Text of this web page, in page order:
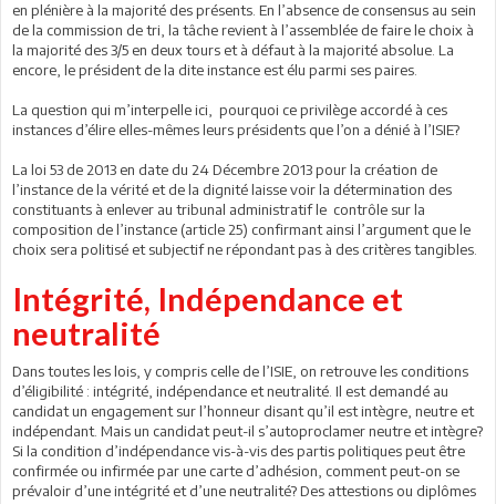
en plénière à la majorité des présents. En l’absence de consensus au sein
de la commission de tri, la tâche revient à l’assemblée de faire le choix à
la majorité des 3/5 en deux tours et à défaut à la majorité absolue. La
encore, le président de la dite instance est élu parmi ses paires.
La question qui m’interpelle ici, pourquoi ce privilège accordé à ces
instances d’élire elles-mêmes leurs présidents que l’on a dénié à l’ISIE?
La loi 53 de 2013 en date du 24 Décembre 2013 pour la création de
l’instance de la vérité et de la dignité laisse voir la détermination des
constituants à enlever au tribunal administratif le contrôle sur la
composition de l’instance (article 25) confirmant ainsi l’argument que le
choix sera politisé et subjectif ne répondant pas à des critères tangibles.
Intégrité, Indépendance et
neutralité
Dans toutes les lois, y compris celle de l’ISIE, on retrouve les conditions
d’éligibilité : intégrité, indépendance et neutralité. Il est demandé au
candidat un engagement sur l’honneur disant qu’il est intègre, neutre et
indépendant. Mais un candidat peut-il s’autoproclamer neutre et intègre?
Si la condition d’indépendance vis-à-vis des partis politiques peut être
confirmée ou infirmée par une carte d’adhésion, comment peut-on se
prévaloir d’une intégrité et d’une neutralité? Des attestions ou diplômes